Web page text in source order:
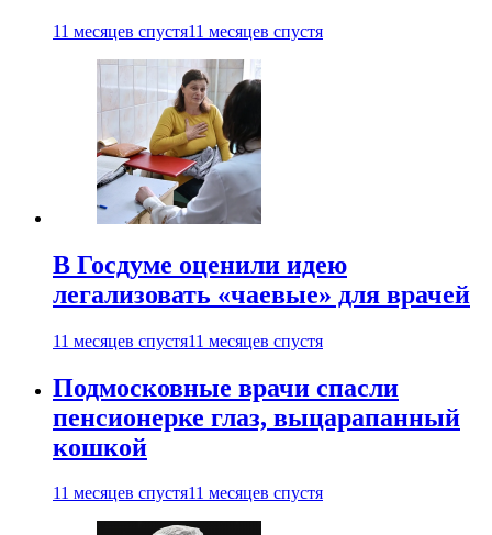
11 месяцев спустя11 месяцев спустя
В Госдуме оценили идею
легализовать «чаевые» для врачей
11 месяцев спустя11 месяцев спустя
Подмосковные врачи спасли
пенсионерке глаз, выцарапанный
кошкой
11 месяцев спустя11 месяцев спустя